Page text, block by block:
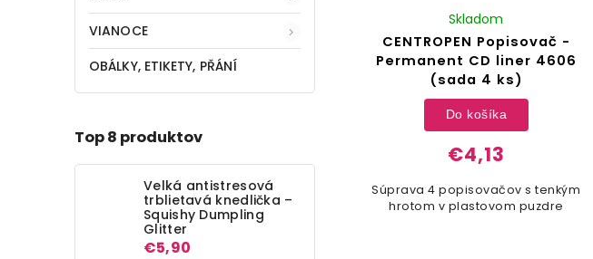
VIANOCE
OBÁLKY, ETIKETY, PŘÁNÍ
Top 8 produktov
Velká antistresová
trblietavá knedlička –
Squishy Dumpling
Glitter
€5,90
CENTROPEN Popisovač -
Permanent CD liner 4606
(sada 4 ks)
Skladom
€4,13
Do košíka
Súprava 4 popisovačov s tenkým
hrotom v plastovom puzdre